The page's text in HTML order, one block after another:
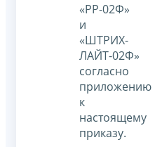
«РР-02Ф»
и
«ШТРИХ-
ЛАЙТ-02Ф»
согласно
приложению
к
настоящему
приказу.